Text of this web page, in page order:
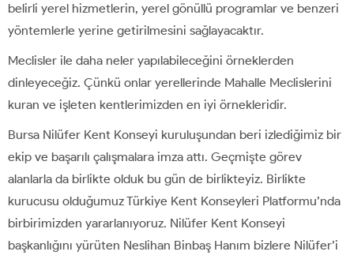
belirli yerel hizmetlerin, yerel gönüllü programlar ve benzeri
yöntemlerle yerine getirilmesini sağlayacaktır.
Meclisler ile daha neler yapılabileceğini örneklerden
dinleyeceğiz. Çünkü onlar yerellerinde Mahalle Meclislerini
kuran ve işleten kentlerimizden en iyi örnekleridir.
Bursa Nilüfer Kent Konseyi kuruluşundan beri izlediğimiz bir
ekip ve başarılı çalışmalara imza attı. Geçmişte görev
alanlarla da birlikte olduk bu gün de birlikteyiz. Birlikte
kurucusu olduğumuz Türkiye Kent Konseyleri Platformu’nda
birbirimizden yararlanıyoruz. Nilüfer Kent Konseyi
başkanlığını yürüten Neslihan Binbaş Hanım bizlere Nilüfer’i